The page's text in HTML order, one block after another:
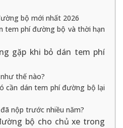
bộ mới nhất 2026
tem phí đường bộ và thời hạn
gặp khi bỏ dán tem phí
thế nào?
cần dán tem phí đường bộ lại
nộp trước nhiều năm?
bộ cho chủ xe trong